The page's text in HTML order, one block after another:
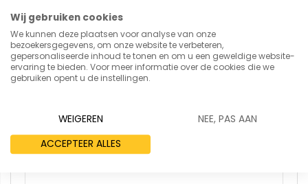
U plaatst een review over:
Etagewagen 4256 met 4 etages,
laadvlak 1650x610 mm
Uw naam
Samenvatting
Wij gebruiken cookies
We kunnen deze plaatsen voor analyse van onze
bezoekersgegevens, om onze website te verbeteren,
gepersonaliseerde inhoud te tonen en om u een geweldige website-
ervaring te bieden. Voor meer informatie over de cookies die we
gebruiken opent u de instellingen.
WEIGEREN
NEE, PAS AAN
ACCEPTEER ALLES